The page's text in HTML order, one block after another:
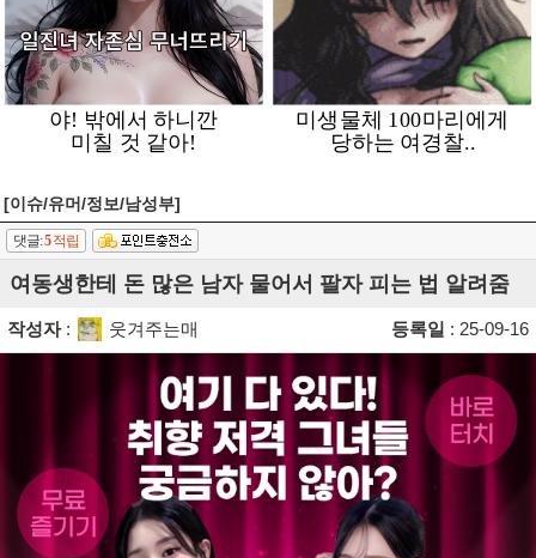
[이슈/유머/정보/남성부]
댓글:5적립
여동생한테 돈 많은 남자 물어서 팔자 피는 법 알려줌
작성자: 웃겨주는매 등록일 : 25-09-16